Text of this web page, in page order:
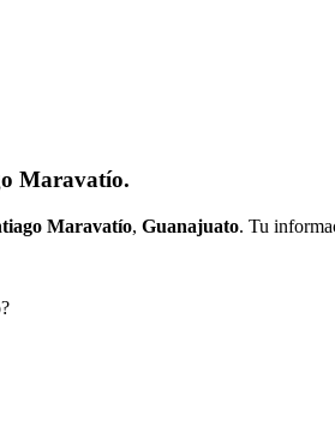
Maravatío.
Maravatío, Guanajuato. Tu